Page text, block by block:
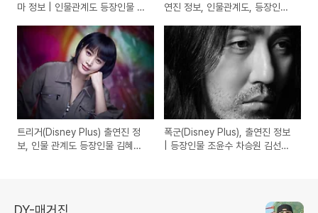
마 정보 | 인물관계도 등장인물 유
횟수, 웹소설 원작 드라마
연진 정보, 인물관계도, 등장인물
용, 공개 회차
트리거(Disney Plus) 출연진 정
보, 인물 관계도 등장인물 김혜수
폭군(Disney Plus), 출연진 정보
| 등장인물 조윤수 차승원 김선호
DY-매거진